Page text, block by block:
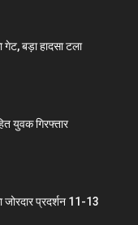
बड़ा हादसा टला
युवक गिरफ्तार
जोरदार प्रदर्शन 11-13